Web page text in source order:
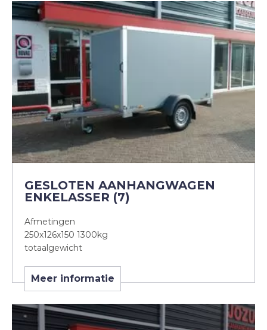
GESLOTEN AANHANGWAGEN
ENKELASSER (7)
Afmetingen
250x126x150 1300kg
totaalgewicht
Meer informatie